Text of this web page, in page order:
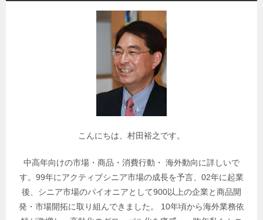
こんにちは、村田裕之です。
中高年向けの市場・商品・消費行動・ 海外動向に詳しいで
す。99年にアクティブシニア市場の成長を予言、02年に起業
後、シニア市場のパイオニアとして900以上の企業と商品開
発・市場開拓に取り組んできました。 10年頃から海外業務依